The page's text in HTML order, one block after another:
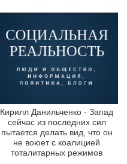
Кирилл Данильченко - Запад
сейчас из последних сил
пытается делать вид, что он
не воюет с коалицией
тоталитарных режимов